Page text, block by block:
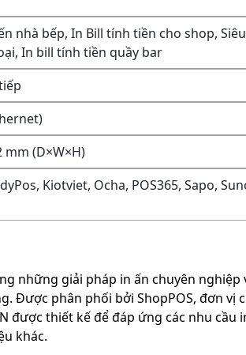
nhà bếp, In Bill tính tiền cho shop,
In bill tính tiền quầy bar
mm (D×W×H)
Kiotviet, Ocha, POS365, Sapo,
những giải pháp in ấn chuyên nghiệp
Được phân phối bởi ShopPOS, đơn vị
được thiết kế để đáp ứng các nhu cầu
khác.